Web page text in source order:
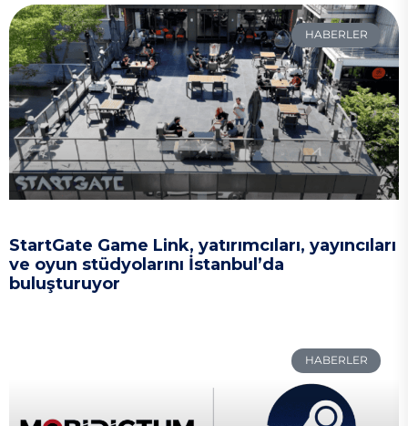
HABERLER
StartGate Game Link, yatırımcıları, yayıncıları
ve oyun stüdyolarını İstanbul’da
buluşturuyor
HABERLER